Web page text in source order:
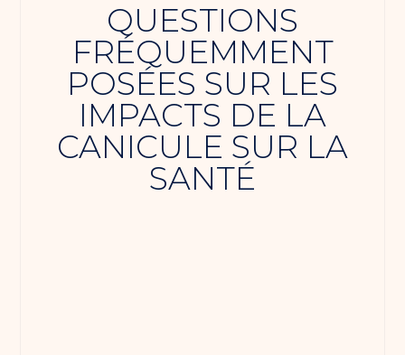
QUESTIONS
FRÉQUEMMENT
POSÉES SUR LES
IMPACTS DE LA
CANICULE SUR LA
SANTÉ